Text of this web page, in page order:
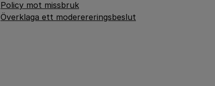
Policy mot missbruk
Överklaga ett moderereringsbeslut